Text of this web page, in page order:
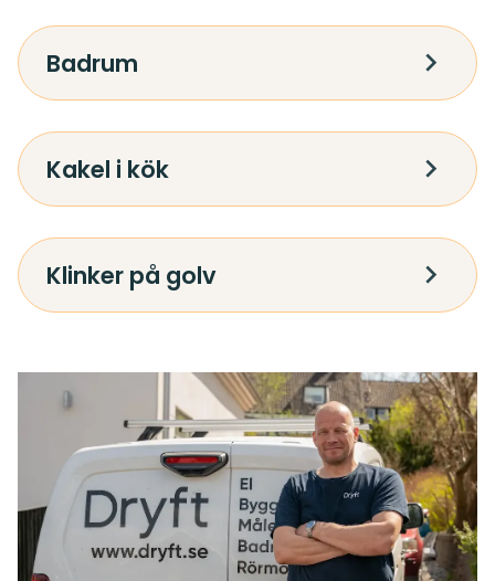
Badrum
Kakel i kök
Klinker på golv